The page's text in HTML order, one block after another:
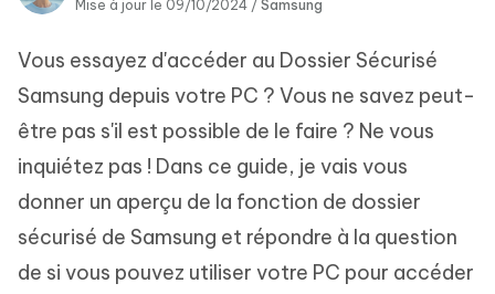
iAnyGo
Mise à jour le 09/10/2024 / Samsung
Vous essayez d'accéder au Dossier Sécurisé
Samsung depuis votre PC ? Vous ne savez peut-
être pas s'il est possible de le faire ? Ne vous
inquiétez pas ! Dans ce guide, je vais vous
donner un aperçu de la fonction de dossier
sécurisé de Samsung et répondre à la question
de si vous pouvez utiliser votre PC pour accéder